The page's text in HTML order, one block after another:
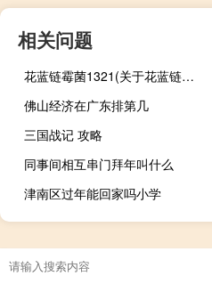
相关问题
花蓝链霉菌1321(关于花蓝链霉菌1321简述)
佛山经济在广东排第几
三国战记 攻略
同事间相互串门拜年叫什么
津南区过年能回家吗小学